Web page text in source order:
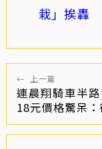
栽」挨轟
← 上一篇
連晨翔騎車半
18元價格驚呆